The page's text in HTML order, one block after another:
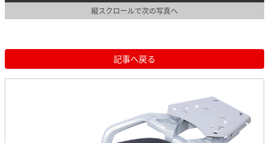
縦スクロールで次の写真へ
記事へ戻る